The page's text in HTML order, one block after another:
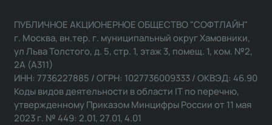
ПУБЛИЧНОЕ АКЦИОНЕРНОЕ ОБЩЕСТВО "СОФТЛАЙН"
г. Москва, вн.тер. г. муниципальный округ Хамовники,
ул Льва Толстого, д. 5, стр. 1, этаж 3, помещ. 1, ком. №2,
2А (А311)
ИНН: 7736227885 / ОГРН: 1027736009333 / ОКВЭД: 46.90
Коды видов деятельности в области IT по перечню,
утвержденному Приказом Минцифры России от 11 мая
2023 г. № 449: 2.01, 27.01, 4.01